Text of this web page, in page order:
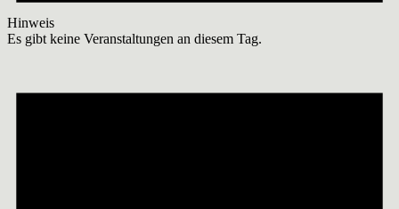
Hinweis
Es gibt keine Veranstaltungen an diesem Tag.